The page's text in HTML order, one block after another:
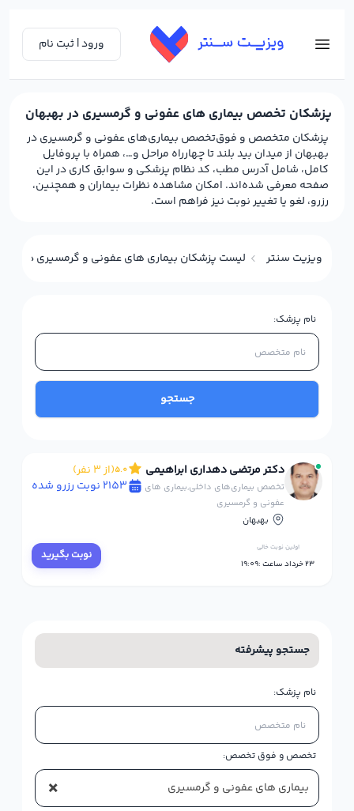
ورود | ثبت نام
پزشکان تخصص بیماری های عفونی و گرمسیری در بهبهان
پزشکان متخصص و فوق‌تخصص بیماری‌های عفونی و گرمسیری در
بهبهان از میدان بید بلند تا چهارراه مراحل و…، همراه با پروفایل
کامل، شامل آدرس مطب، کد نظام پزشکی و سوابق کاری در این
صفحه معرفی شده‌اند. امکان مشاهده نظرات بیماران و همچنین،
رزرو، لغو یا تغییر نوبت نیز فراهم است.
ویزیت سنتر لیست پزشکان بیماری های عفونی و گرمسیری در
نام پزشک:
جستجو
دکتر مرتضی دهداری ابراهیمی
تخصص بیماری‌های داخلی,بیماری های
عفونی و گرمسیری
بهبهان
5.0(از 3 نفر)
2153 نوبت رزرو شده
اولین نوبت خالی
23 خرداد ساعت :19:09
نوبت بگیرید
جستجو پیشرفته
نام پزشک:
تخصص و فوق تخصص:
× بیماری های عفونی و گرمسیری